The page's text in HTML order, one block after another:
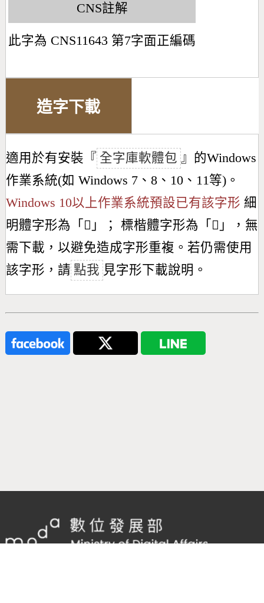
CNS註解
此字為 CNS11643 第7字面正編碼
造字下載
適用於有安裝『 全字庫軟體包 』的Windows
作業系統(如 Windows 7、8、10、11等)。
Windows 10以上作業系統預設已有該字形 細
明體字形為「 𢷙 」； 標楷體字形為「 𢷙 」，無
需下載，以避免造成字形重複。若仍需使用
該字形，請 點我 見字形下載說明。